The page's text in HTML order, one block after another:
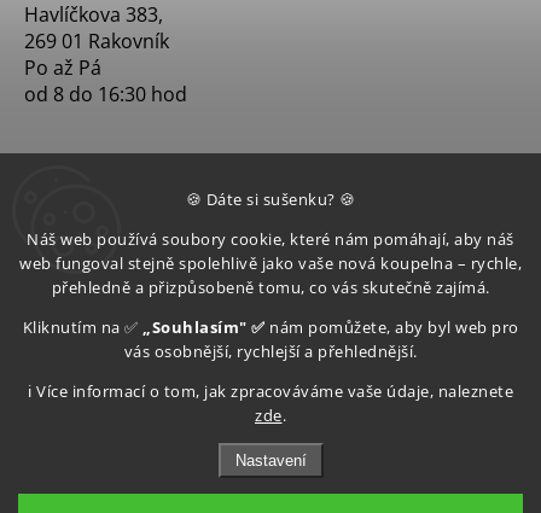
🍪 Dáte si sušenku? 🍪
Náš web používá soubory cookie, které nám pomáhají, aby náš
web fungoval stejně spolehlivě jako vaše nová koupelna – rychle,
přehledně a přizpůsobeně tomu, co vás skutečně zajímá.
Kliknutím na ✅ „Souhlasím" ✅ nám pomůžete, aby byl web pro
vás osobnější, rychlejší a přehlednější.
ℹ️ Více informací o tom, jak zpracováváme vaše údaje, naleznete
zde.
Nastavení
Havlíčkova 383,
269 01 Rakovník
Po až Pá
od 8 do 16:30 hod